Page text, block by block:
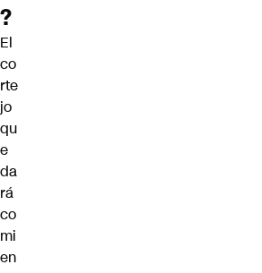
?
El
co
rte
jo
qu
e
da
rá
co
mi
en